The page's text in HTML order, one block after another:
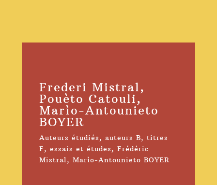
Frederi Mistral,
Pouèto Catouli,
Marìo-Antounieto
BOYER
Auteurs étudiés, auteurs B, titres
F, essais et études, Frédéric
Mistral, Marìo-Antounieto BOYER